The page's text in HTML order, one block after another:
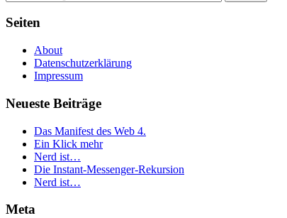
Seiten
About
Datenschutzerklärung
Impressum
Neueste Beiträge
Das Manifest des Web 4.
Ein Klick mehr
Nerd ist…
Die Instant-Messenger-Rekursion
Nerd ist…
Meta